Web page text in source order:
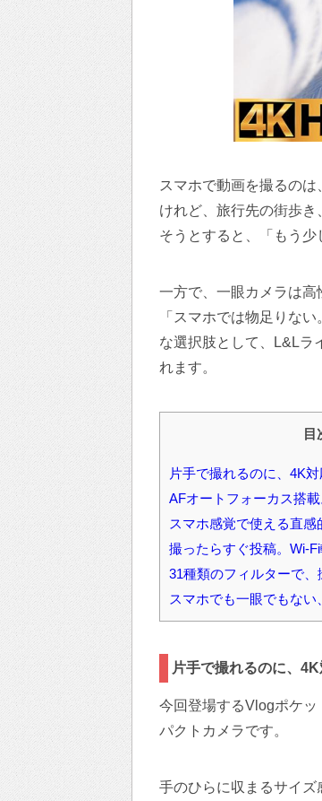
スマホで動画を撮るのは
けれど、旅行先の街歩
そうとすると、「もう少
一方で、一眼カメラは高
「スマホでは物足りな
な選択肢として、L&Lラ
れます。
目
片手で撮れるのに、4K
AFオートフォーカス搭
スマホ感覚で使える直
撮ったらすぐ投稿。Wi-
31種類のフィルターで
スマホでも一眼でもない
片手で撮れるのに、
今回登場するVlogポケ
パクトカメラです。
手のひらに収まるサイ